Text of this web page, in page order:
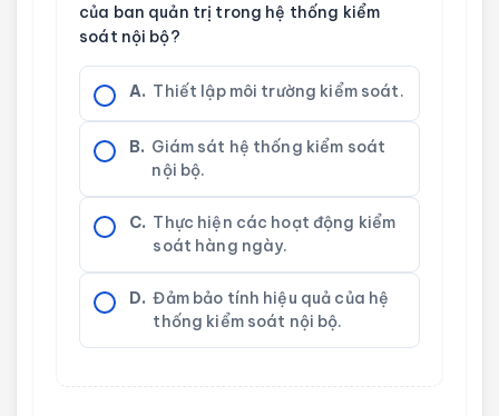
của ban quản trị trong hệ thống kiểm
soát nội bộ?
A. Thiết lập môi trường kiểm soát.
B. Giám sát hệ thống kiểm soát
nội bộ.
C. Thực hiện các hoạt động kiểm
soát hàng ngày.
D. Đảm bảo tính hiệu quả của hệ
thống kiểm soát nội bộ.